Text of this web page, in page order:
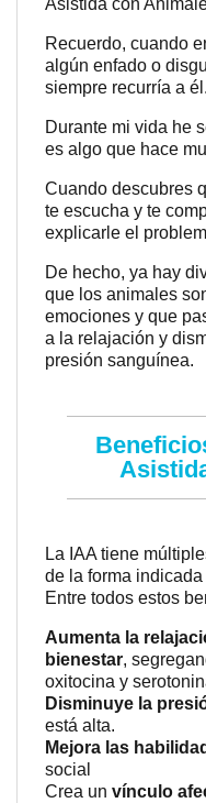
Asistida con
Recuerdo, cuando
algún enfado o
siempre recurría a él.
Durante mi vida he
es algo que hace
Cuando descubres
te escucha y te
explicarle el
De hecho, ya hay
que los animales
emociones y que
a la relajación y
presión sanguínea.
La IAA tiene
de la forma
Entre todos estos
Aumenta la
bienestar,
oxitocina y
Disminuye la
está alta.
Mejora las
social
Crea un vínculo